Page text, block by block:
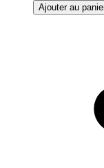
Ajouter au